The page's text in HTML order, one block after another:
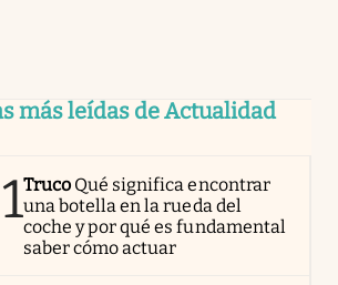
más leídas de Actualidad
1Truco Qué significa encontrar
una botella en la rueda del
coche y por qué es fundamental
saber cómo actuar